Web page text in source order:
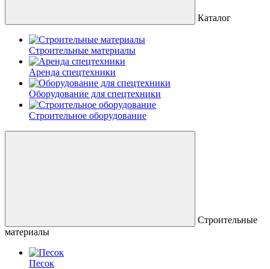
Каталог
Строительные материалы
Аренда спецтехники
Оборудование для спецтехники
Строительное оборудование
Строительные
материалы
Песок